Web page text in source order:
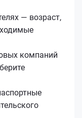
— возраст,
компаний